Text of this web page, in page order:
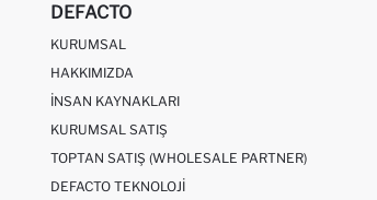
DEFACTO
KURUMSAL
HAKKIMIZDA
İNSAN KAYNAKLARI
KURUMSAL SATIŞ
TOPTAN SATIŞ (WHOLESALE PARTNER)
DEFACTO TEKNOLOJI